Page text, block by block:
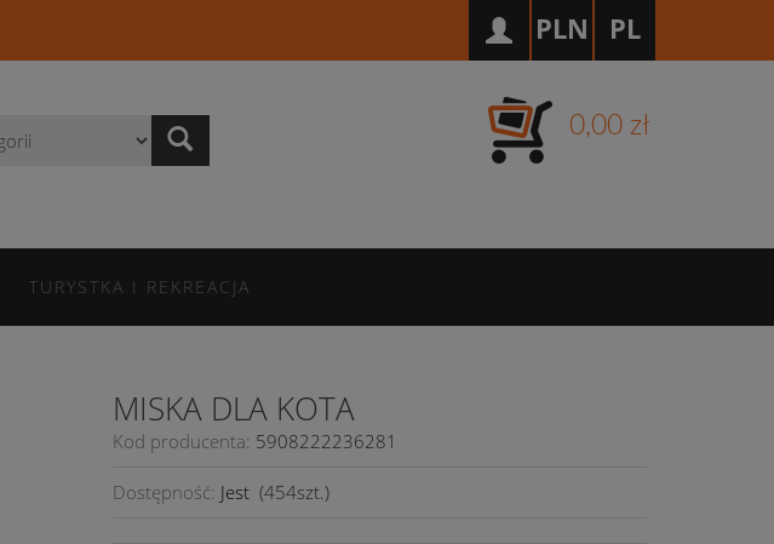
PL
PLN
0,00 zł
TURYSTKA I REKREACJA
MISKA DLA KOTA
Kod producenta: 5908222236281
Dostępność: Jest (454szt.)